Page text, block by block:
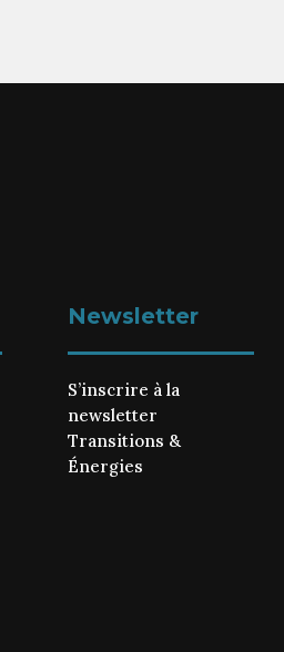
Newsletter
S’inscrire à la
newsletter
Transitions &
Énergies